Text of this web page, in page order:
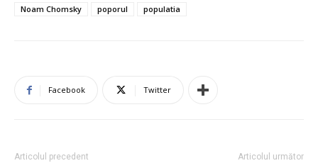
Noam Chomsky
poporul populatia
Facebook Twitter
Articolul precedent Articolul următor